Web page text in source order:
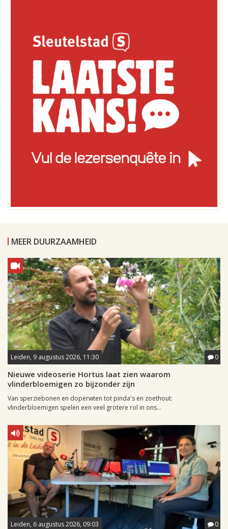
MEER DUURZAAMHEID
Leiden, 9 augustus 2026, 11:30 0
Nieuwe videoserie Hortus laat zien waarom
vlinderbloemigen zo bijzonder zijn
Van sperziebonen en doperwten tot pinda's en zoethout:
vlinderbloemigen spelen een veel grotere rol in ons...
Leiden, 6 augustus 2026, 09:03 0